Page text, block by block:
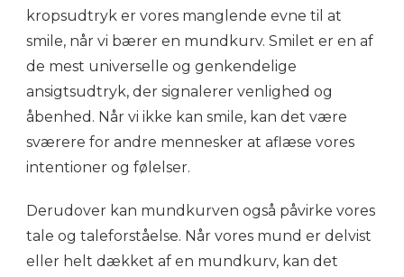
kropsudtryk er vores manglende evne til at
smile, når vi bærer en mundkurv. Smilet er en af
de mest universelle og genkendelige
ansigtsudtryk, der signalerer venlighed og
åbenhed. Når vi ikke kan smile, kan det være
sværere for andre mennesker at aflæse vores
intentioner og følelser.
Derudover kan mundkurven også påvirke vores
tale og taleforståelse. Når vores mund er delvist
eller helt dækket af en mundkurv, kan det